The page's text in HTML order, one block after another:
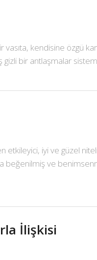
vasıta, kendisine özgü
gizli bir antlaşmalar
iyi ve güzel
ve
İlişkisi